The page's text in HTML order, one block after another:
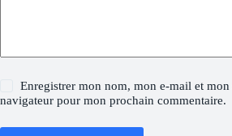
Enregistrer mon nom, mon e-mail et mon
navigateur pour mon prochain commentaire.